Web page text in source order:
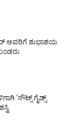
ಅವರಿಗೆ ಶುಭಾಶಯ
‘ಸೌಟ್ಸ್ ಗೈಡ್ಸ್